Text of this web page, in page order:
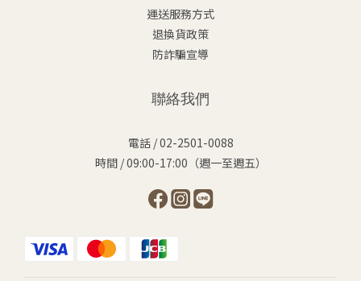
運送服務方式
退換貨政策
防詐騙宣導
聯絡我們
電話 / 02-2501-0088
時間 / 09:00-17:00（週一至週五）